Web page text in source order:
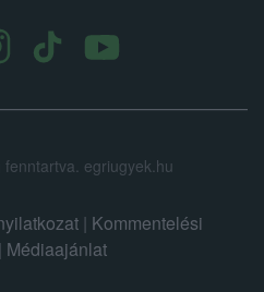
fenntartva. egriugyek.hu
| Kommentelési
| Médiaajánlat